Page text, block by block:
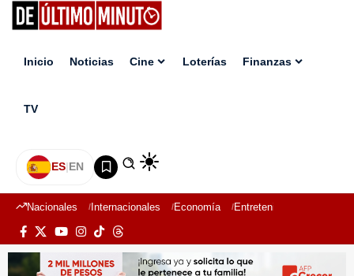
Inicio Noticias Cine Loterías Finanzas
TV
ES|EN
Nacionales Internacionales Economía Entretenimiento